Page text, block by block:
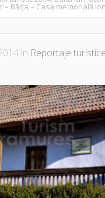
– Băița – Casa memorială
în Reportaje turistice